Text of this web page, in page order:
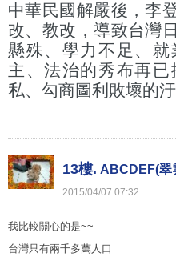
中華民國解嚴後，李
改、教改，導致台灣
懸殊、學力不足、
主、法治的秀布再
私、勾商圖利敗壞的汙
13樓. ABCDEF(翠
2015/04/07 07:32
我比較關心的是~~
台灣只有兩千多萬人口